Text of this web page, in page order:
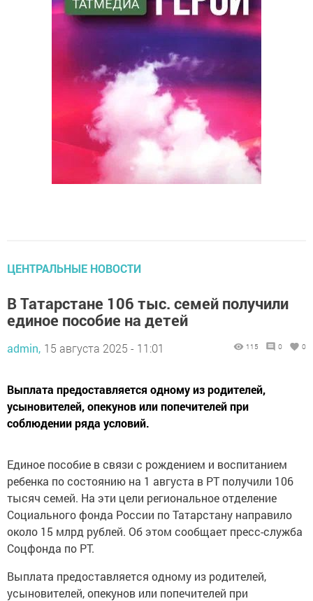
ЦЕНТРАЛЬНЫЕ НОВОСТИ
В Татарстане 106 тыс. семей получили
единое пособие на детей
admin, 15 августа 2025 - 11:01 115 0 0
Выплата предоставляется одному из родителей,
усыновителей, опекунов или попечителей при
соблюдении ряда условий.
Единое пособие в связи с рождением и воспитанием
ребенка по состоянию на 1 августа в РТ получили 106
тысяч семей. На эти цели региональное отделение
Социального фонда России по Татарстану направило
около 15 млрд рублей. Об этом сообщает пресс-служба
Соцфонда по РТ.
Выплата предоставляется одному из родителей,
усыновителей, опекунов или попечителей при